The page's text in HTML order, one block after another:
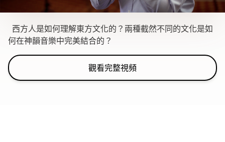
西方人是如何理解東方文化的？兩種截然不同的文化是如
何在神韻音樂中完美結合的？
觀看完整視頻